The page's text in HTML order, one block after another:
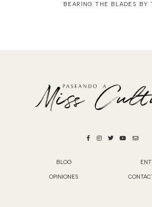
BEARING THE BLADES BY
BLOG
OPINIONES